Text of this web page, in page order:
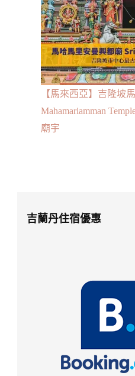
【馬來西亞】吉隆坡
Mahamariamman
廟宇
吉蘭丹住宿優惠